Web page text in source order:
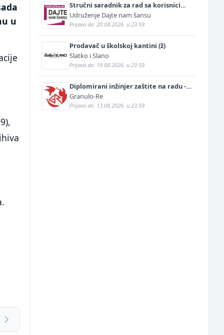
u
Stručni saradnik za rad sa korisnicima
(m/ž)
Udruženje Dajte nam šansu
Prijava do: 20.08.2026. u 23:59
Prodavač u školskoj kantini (ž)
Slatko i Slano
Prijava do: 19.08.2026. u 23:59
Diplomirani inžinjer zaštite na radu -
Bachelor inžinjer sigurnosti i pomoći
(m/ž)
Granulo-Re
Prijava do: 13.08.2026. u 23:59